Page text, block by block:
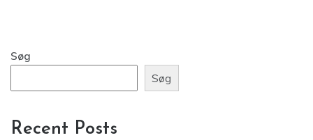
Søg
Søg
Recent Posts